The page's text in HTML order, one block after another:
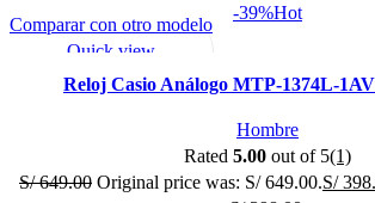
-39%Hot
Comparar con otro modelo
Quick view
Mi lista de deseo
Reloj Casio Análogo MTP-1374L-
Hombre
Rated 5.00 out of 5(1)
S/649.00 Original price was: S/ 649.00.S/